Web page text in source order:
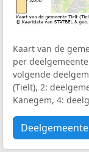
Kaart van de
per
volgende
(Tielt), 2:
Kanegem, 4: